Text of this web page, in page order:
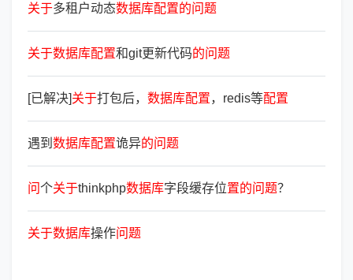
关于多租户动态数据库配置的问题
关于数据库配置和git更新代码的问题
[已解决]关于打包后， 数据库配置，redis等配置
遇到 数据库配置诡异的问题
问个关于thinkphp数据库字段缓存位置的问题？
关于数据库操作问题